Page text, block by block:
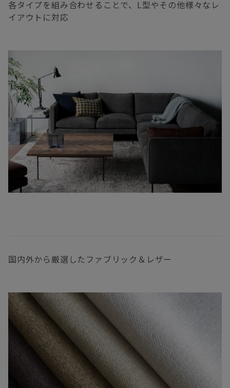
各タイプを組み合わせることで、L型やその他様々なレ
イアウトに対応
国内外から厳選したファブリック＆レザー